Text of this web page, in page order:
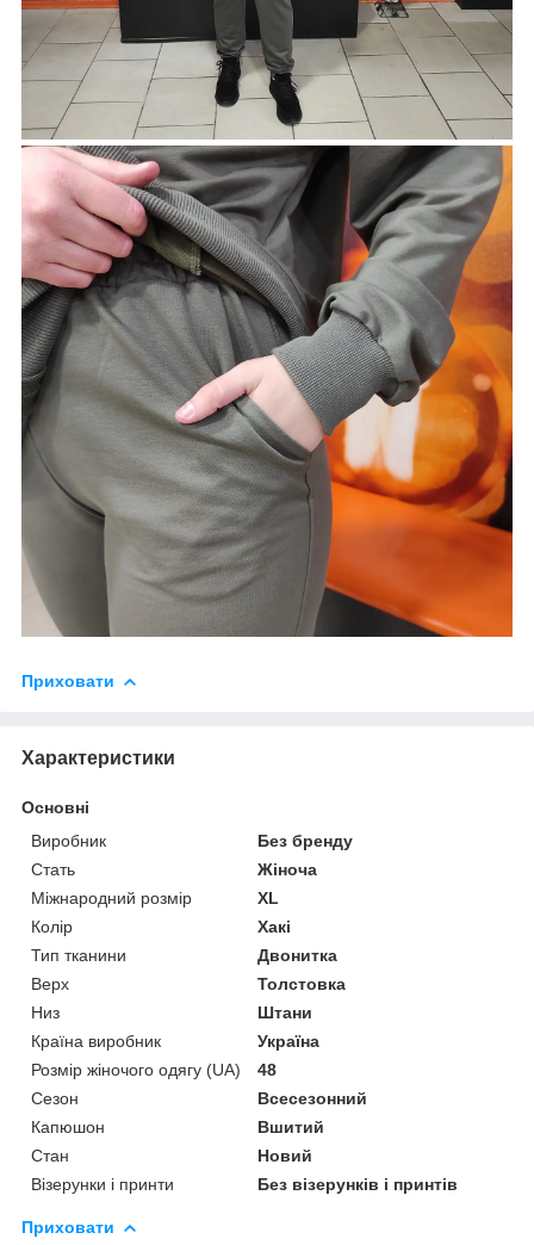
Приховати
Характеристики
Основні
Виробник
Без бренду
Стать
Жіноча
Міжнародний розмір
XL
Колір
Хакі
Тип тканини
Двонитка
Верх
Толстовка
Низ
Штани
Країна виробник
Україна
Розмір жіночого одягу (UA)
48
Сезон
Всесезонний
Капюшон
Вшитий
Стан
Новий
Візерунки і принти
Без візерунків і принтів
Приховати